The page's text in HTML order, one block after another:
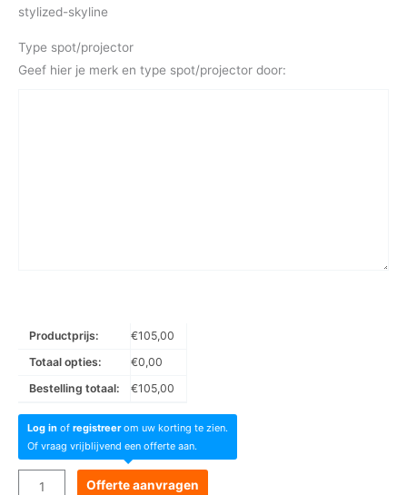
stylized-skyline
Type spot/projector
Geef hier je merk en type spot/projector door:
Productprijs: €105,00
Totaal opties:
€0,00
Bestelling totaal:
€105,00
Log in of registreerom uw korting te zien.
Of vraag vrijblijvend een offerte aan.
GoboserviceOfferte aanvragen